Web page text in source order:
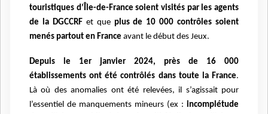
touristiques d’Île-de-France soient visités par les agents
de la DGCCRF et queplus de 10 000 contrôles soient
menés partout en France avant le début des Jeux.
Depuis le 1er janvier 2024, près de 16 000
établissements ont été contrôlés dans toute la France.
Là où des anomalies ont été relevées, il s’agissait pour
l’essentiel de manquements mineurs (ex : incomplétude